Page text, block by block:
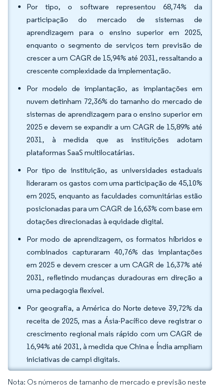
Por tipo, o software representou 68,74% da
participação do mercado de sistemas de
aprendizagem para o ensino superior em 2025,
enquanto o segmento de serviços tem previsão de
crescer a um CAGR de 15,94% até 2031, ressaltando a
crescente complexidade da implementação.
Por modelo de implantação, as implantações em
nuvem detinham 72,36% do tamanho do mercado de
sistemas de aprendizagem para o ensino superior em
2025 e devem se expandir a um CAGR de 15,89% até
2031, à medida que as instituições adotam
plataformas SaaS multilocatárias.
Por tipo de instituição, as universidades estaduais
lideraram os gastos com uma participação de 45,10%
em 2025, enquanto as faculdades comunitárias estão
posicionadas para um CAGR de 16,63% com base em
dotações direcionadas à equidade digital.
Por modo de aprendizagem, os formatos híbridos e
combinados capturaram 40,76% das implantações
em 2025 e devem crescer a um CAGR de 16,37% até
2031, refletindo mudanças duradouras em direção a
uma pedagogia flexível.
Por geografia, a América do Norte deteve 39,72% da
receita de 2025, mas a Ásia-Pacífico deve registrar o
crescimento regional mais rápido com um CAGR de
16,94% até 2031, à medida que China e Índia ampliam
iniciativas de campi digitais.
Nota: Os números de tamanho de mercado e previsão neste